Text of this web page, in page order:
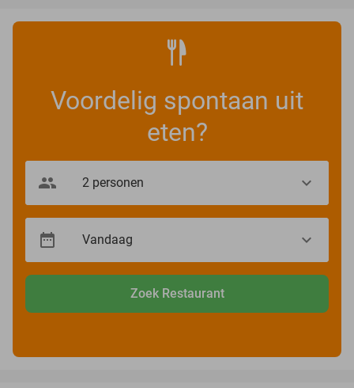
Voordelig spontaan uit
eten?
Zoek Restaurant